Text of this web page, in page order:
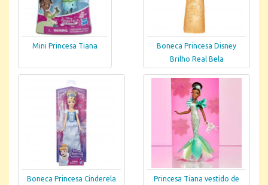
Mini Princesa Tiana
Boneca Princesa Disney
Brilho Real Bela
Boneca Princesa Cinderela Princesa Tiana vestido de